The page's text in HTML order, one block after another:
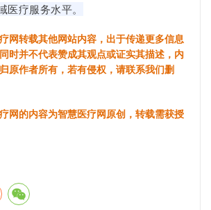
医疗服务水平。
网转载其他网站内容，出于传递更多信息
时并不代表赞成其观点或证实其描述，内
原作者所有，若有侵权，请联系我们删
网的内容为智慧医疗网原创，转载需获授